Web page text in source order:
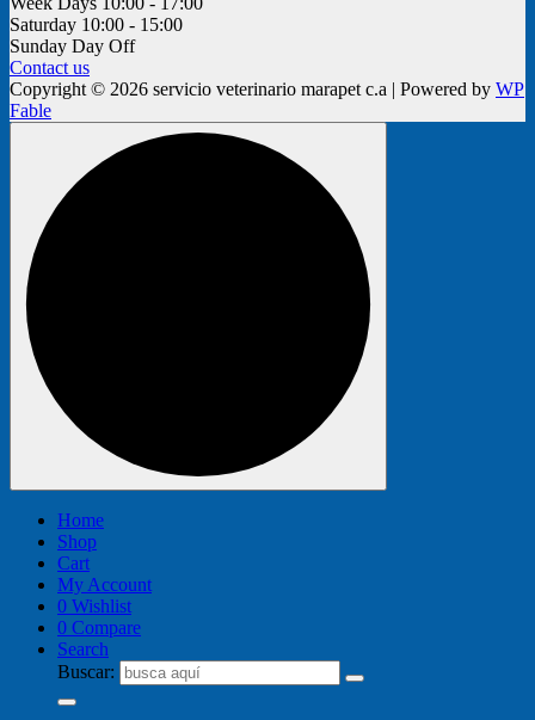
Saturday 10:00 - 15:00
Sunday Day Off
Contact us
Copyright © 2026 servicio veterinario marapet c.a | Powered by WP
Fable
Home
Shop
Cart
My Account
0 Wishlist
0 Compare
Search
Buscar: